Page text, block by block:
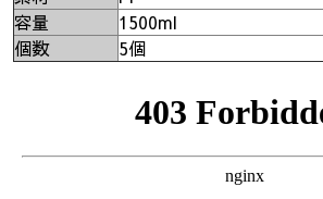
容量
1500ml
個数
5個